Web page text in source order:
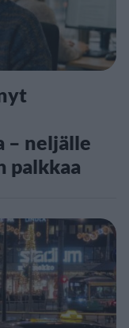
– neljälle
palkkaa